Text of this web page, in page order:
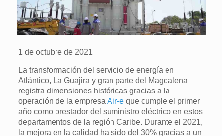
1 de octubre de 2021
La transformación del servicio de energía en
Atlántico, La Guajira y gran parte del Magdalena
registra dimensiones históricas gracias a la
operación de la empresaAir-e que cumple el primer
año como prestador del suministro eléctrico en estos
departamentos de la región Caribe. Durante el 2021,
la mejora en la calidad ha sido del 30% gracias a un